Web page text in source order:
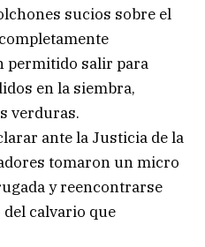
sucios sobre el
permitido salir para
en la siembra,
verduras.
ante la Justicia de la
tomaron un micro
y reencontrarse
calvario que